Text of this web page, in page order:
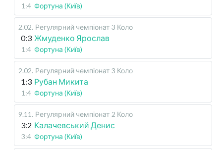
1:4 Фортуна (Київ)
2.02. Регулярний чемпіонат 3 Коло
0:3 Жмуденко Ярослав
1:4 Фортуна (Київ)
2.02. Регулярний чемпіонат 3 Коло
1:3 Рубан Микита
1:4 Фортуна (Київ)
9.11 . Регулярний чемпіонат 2 Коло
3:2 Калачевський Денис
3:4 Фортуна (Київ)